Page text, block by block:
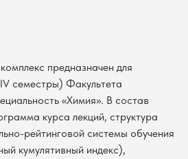
предназначен для
семестры) Факультета
«Химия». В состав
курса лекций, структура
рейтинговой системы обучения
кумулятивный индекс),